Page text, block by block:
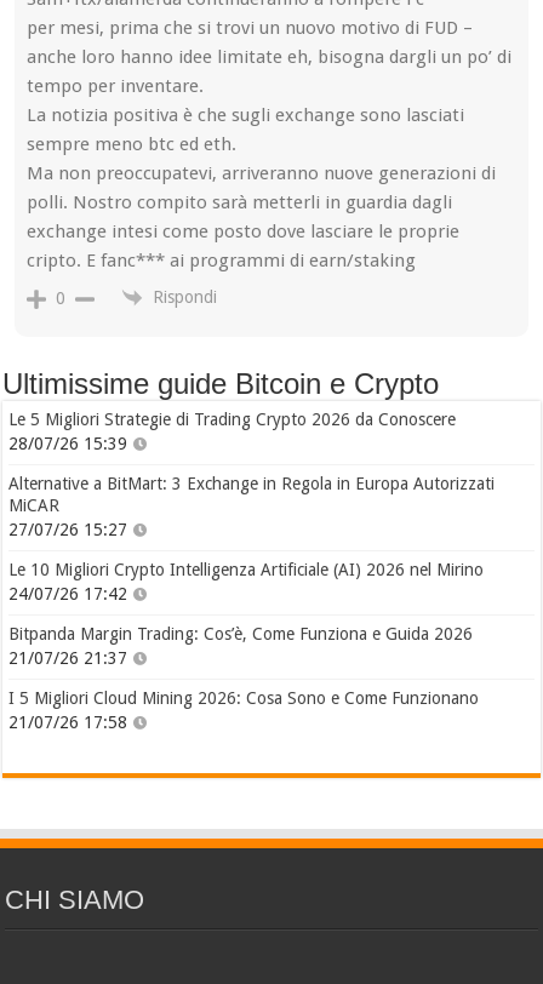
per mesi, prima che si trovi un nuovo motivo di FUD –
anche loro hanno idee limitate eh, bisogna dargli un po’ di
tempo per inventare.
La notizia positiva è che sugli exchange sono lasciati
sempre meno btc ed eth.
Ma non preoccupatevi, arriveranno nuove generazioni di
polli. Nostro compito sarà metterli in guardia dagli
exchange intesi come posto dove lasciare le proprie
cripto. E fanc*** ai programmi di earn/staking
0 Rispondi
Ultimissime guide Bitcoin e Crypto
Le 5 Migliori Strategie di Trading Crypto 2026 da Conoscere
28/07/26 15:39
Alternative a BitMart: 3 Exchange in Regola in Europa Autorizzati
MiCAR
27/07/26 15:27
Le 10 Migliori Crypto Intelligenza Artificiale (AI) 2026 nel Mirino
24/07/26 17:42
Bitpanda Margin Trading: Cos’è, Come Funziona e Guida 2026
21/07/26 21:37
I 5 Migliori Cloud Mining 2026: Cosa Sono e Come Funzionano
21/07/26 17:58
CHI SIAMO